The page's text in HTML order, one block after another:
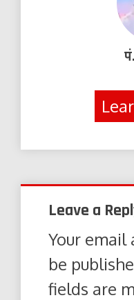
Leave a
Your
be
fields are